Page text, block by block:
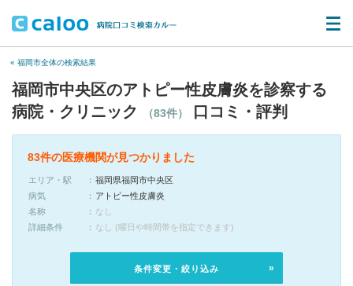
« 福岡市全体の検索結果
福岡市中央区のアトピー性皮膚炎を診察する
病院・クリニック
（83件） 口コミ・評判
83件の医療機関が見つかりました
エリア・駅
福岡県福岡市中央区
病気
アトピー性皮膚炎
名称
なし
詳細条件
なし (曜日や時間帯を指定できます)
条件変更・絞り込み